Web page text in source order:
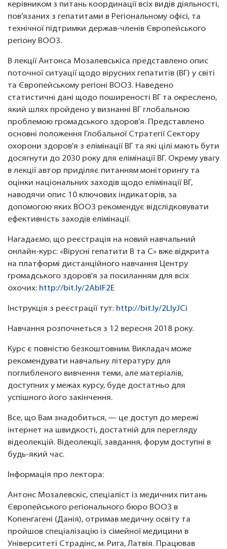
керівником з питань координації всіх видів діяльності,
пов’язаних з гепатитами в Регіональному офісі, та
технічної підтримки держав-членів Європейського
регіону ВООЗ.
В лекції Антонса Мозалевськіса представлено опис
поточної ситуації щодо вірусних гепатитів (ВГ) у світі
та Європейському регіоні ВООЗ. Наведено
статистичні дані щодо поширеності ВГ та окреслено,
який шлях пройдено у визнанні ВГ глобальною
проблемою громадського здоров’я. Представлено
основні положення Глобальної Стратегії Сектору
охорони здоров'я з елімінації ВГ та які цілі мають бути
досягнути до 2030 року для елімінації ВГ. Окрему увагу
в лекції автор приділяє питанням моніторингу та
оцінки національних заходів щодо елімінації ВГ,
наводячи опис 10 ключових індикаторів, за
допомогою яких ВООЗ рекомендує відслідковувати
ефективність заходів елімінації.
Нагадаємо, що реєстрація на новий навчальний
онлайн-курс: «Вірусні гепатити В та С» вже відкрита
на платформі дистанційного навчання Центру
громадського здоров'я за посиланням для всіх
охочих: http://bit.ly/2AbIF2E
Інструкція з реєстрації тут: http://bit.ly/2LIyJCi
Навчання розпочнеться з 12 вересня 2018 року.
Курс є повністю безкоштовним. Викладач може
рекомендувати навчальну літературу для
поглибленого вивчення теми, але матеріалів,
доступних у межах курсу, буде достатньо для
успішного його закінчення.
Все, що Вам знадобиться, — це доступ до мережі
інтернет на швидкості, достатній для перегляду
відеолекцій. Відеолекції, завдання, форум доступні в
будь-який час.
Інформація про лектора:
Антонс Мозалевскіс, спеціаліст із медичних питань
Європейського регіонального бюро ВООЗ в
Копенгагені (Данія), отримав медичну освіту та
пройшов спеціалізацію із сімейної медицини в
Університеті Страдінс, м. Рига, Латвія. Працював